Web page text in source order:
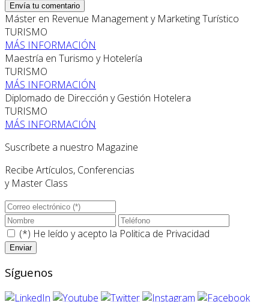
Envía tu comentario
Máster en Revenue Management y Marketing Turístico
TURISMO
MÁS INFORMACIÓN
Maestría en Turismo y Hotelería
TURISMO
MÁS INFORMACIÓN
Diplomado de Dirección y Gestión Hotelera
TURISMO
MÁS INFORMACIÓN
Suscríbete a nuestro Magazine
Recibe Artículos, Conferencias
y Master Class
(*) He leído y acepto la Politica de Privacidad
Síguenos